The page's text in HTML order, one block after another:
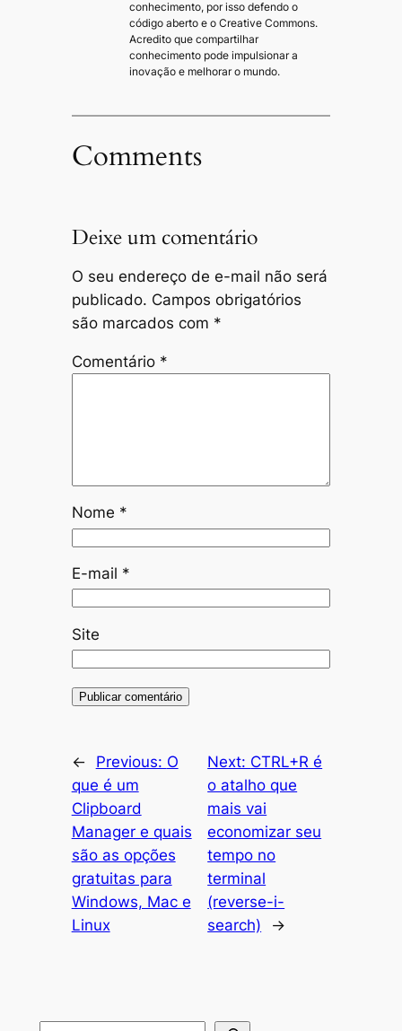
conhecimento, por isso defendo o
código aberto e o Creative Commons.
Acredito que compartilhar
conhecimento pode impulsionar a
inovação e melhorar o mundo.
Comments
Deixe um comentário
O seu endereço de e-mail não será
publicado. Campos obrigatórios
são marcados com *
Comentário *
Nome *
E-mail *
Site
← Previous: O
que é um
Clipboard
Manager e quais
são as opções
gratuitas para
Windows, Mac e
Linux
Next: CTRL+R é
o atalho que
mais vai
economizar seu
tempo no
terminal
(reverse-i-
search)
→